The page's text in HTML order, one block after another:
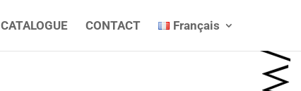
CATALOGUE CONTACT Français